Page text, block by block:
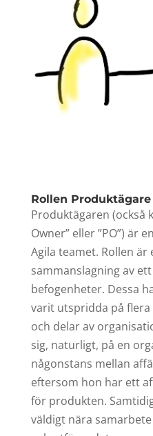
Rollen Produktägare
Produktägaren (också
Owner” eller ”PO”) är
Agila teamet. Rollen är
sammanslagning av
befogenheter. Dessa
varit utspridda på
och delar av
sig, naturligt, på en
någonstans mellan
eftersom hon har ett
för produkten.
väldigt nära